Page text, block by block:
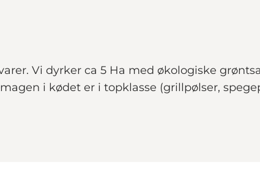
Vi dyrker ca 5 Ha med økologiske
i kødet er i topklasse (grillpølser,